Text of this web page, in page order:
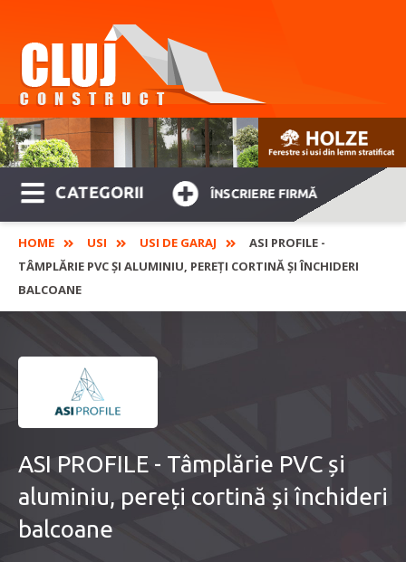
CATEGORII ÎNSCRIERE FIRMĂ
HOME USI USI DE GARAJ
ASI PROFILE -
TÂMPLĂRIE PVC ȘI ALUMINIU, PEREȚI CORTINĂ ȘI ÎNCHIDERI
BALCOANE
ASI PROFILE - Tâmplărie PVC și
aluminiu, pereți cortină și închideri
balcoane